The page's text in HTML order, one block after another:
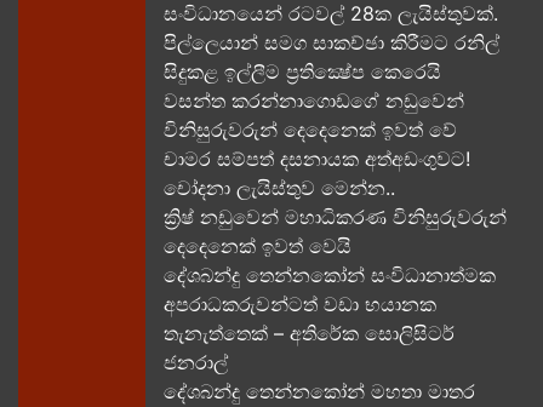
සංවිධානයෙන් රටවල් 28ක ලැයිස්තුවක්.
පිල්ලෙයාන් සමග සාකච්ඡා කිරීමට රනිල්
සිදුකළ ඉල්ලීම ප්‍රතික්‍ෂේප කෙරෙයි
වසන්ත කරන්නාගොඩගේ නඩුවෙන්
විනිසුරුවරුන් දෙදෙනෙක් ඉවත් වේ
චාමර සම්පත් දසනායක අත්අඩංගුවට​!
චෝදනා ලැයිස්තුව මෙන්න​..
ක්‍රිෂ් නඩුවෙන් මහාධිකරණ විනිසුරුවරුන්
දෙදෙනෙක් ඉවත් වෙයි
දේශබන්දු තෙන්නකෝන් සංවිධානාත්මක
අපරාධකරුවන්ටත් වඩා භයානක
තැනැත්තෙක් – අතිරේක සොලිසිටර්
ජනරාල්
දේශබන්දු තෙන්නකෝන් මහතා මාතර